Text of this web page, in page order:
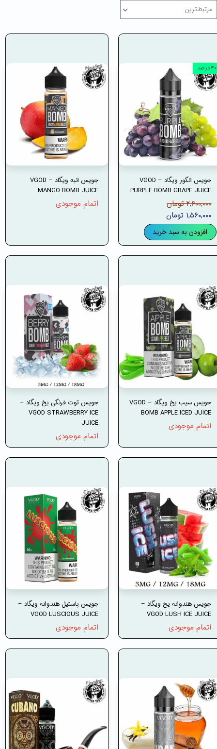
مرتبط‌ترین
جویس انگور ویگاد – VGOD
PURPLE BOMB GRAPE JUICE
۲,۶۰۰,۰۰۰ تومان
۱,۵۶۰,۰۰۰ تومان
افزودن به سبد خرید
۴۰ درصد
جویس انبه ویگاد – VGOD
MANGO BOMB JUICE
اتمام موجودی
جویس سیب یخ ویگاد – VGOD
BOMB APPLE ICED JUICE
اتمام موجودی
جویس توت فرنگی یخ ویگاد –
VGOD STRAWBERRY ICE
JUICE
اتمام موجودی
جویس هندوانه یخ ویگاد –
VGOD LUSH ICE JUICE
اتمام موجودی
جویس پاستیل هندوانه ویگاد –
VGOD LUSCIOUS JUICE
اتمام موجودی